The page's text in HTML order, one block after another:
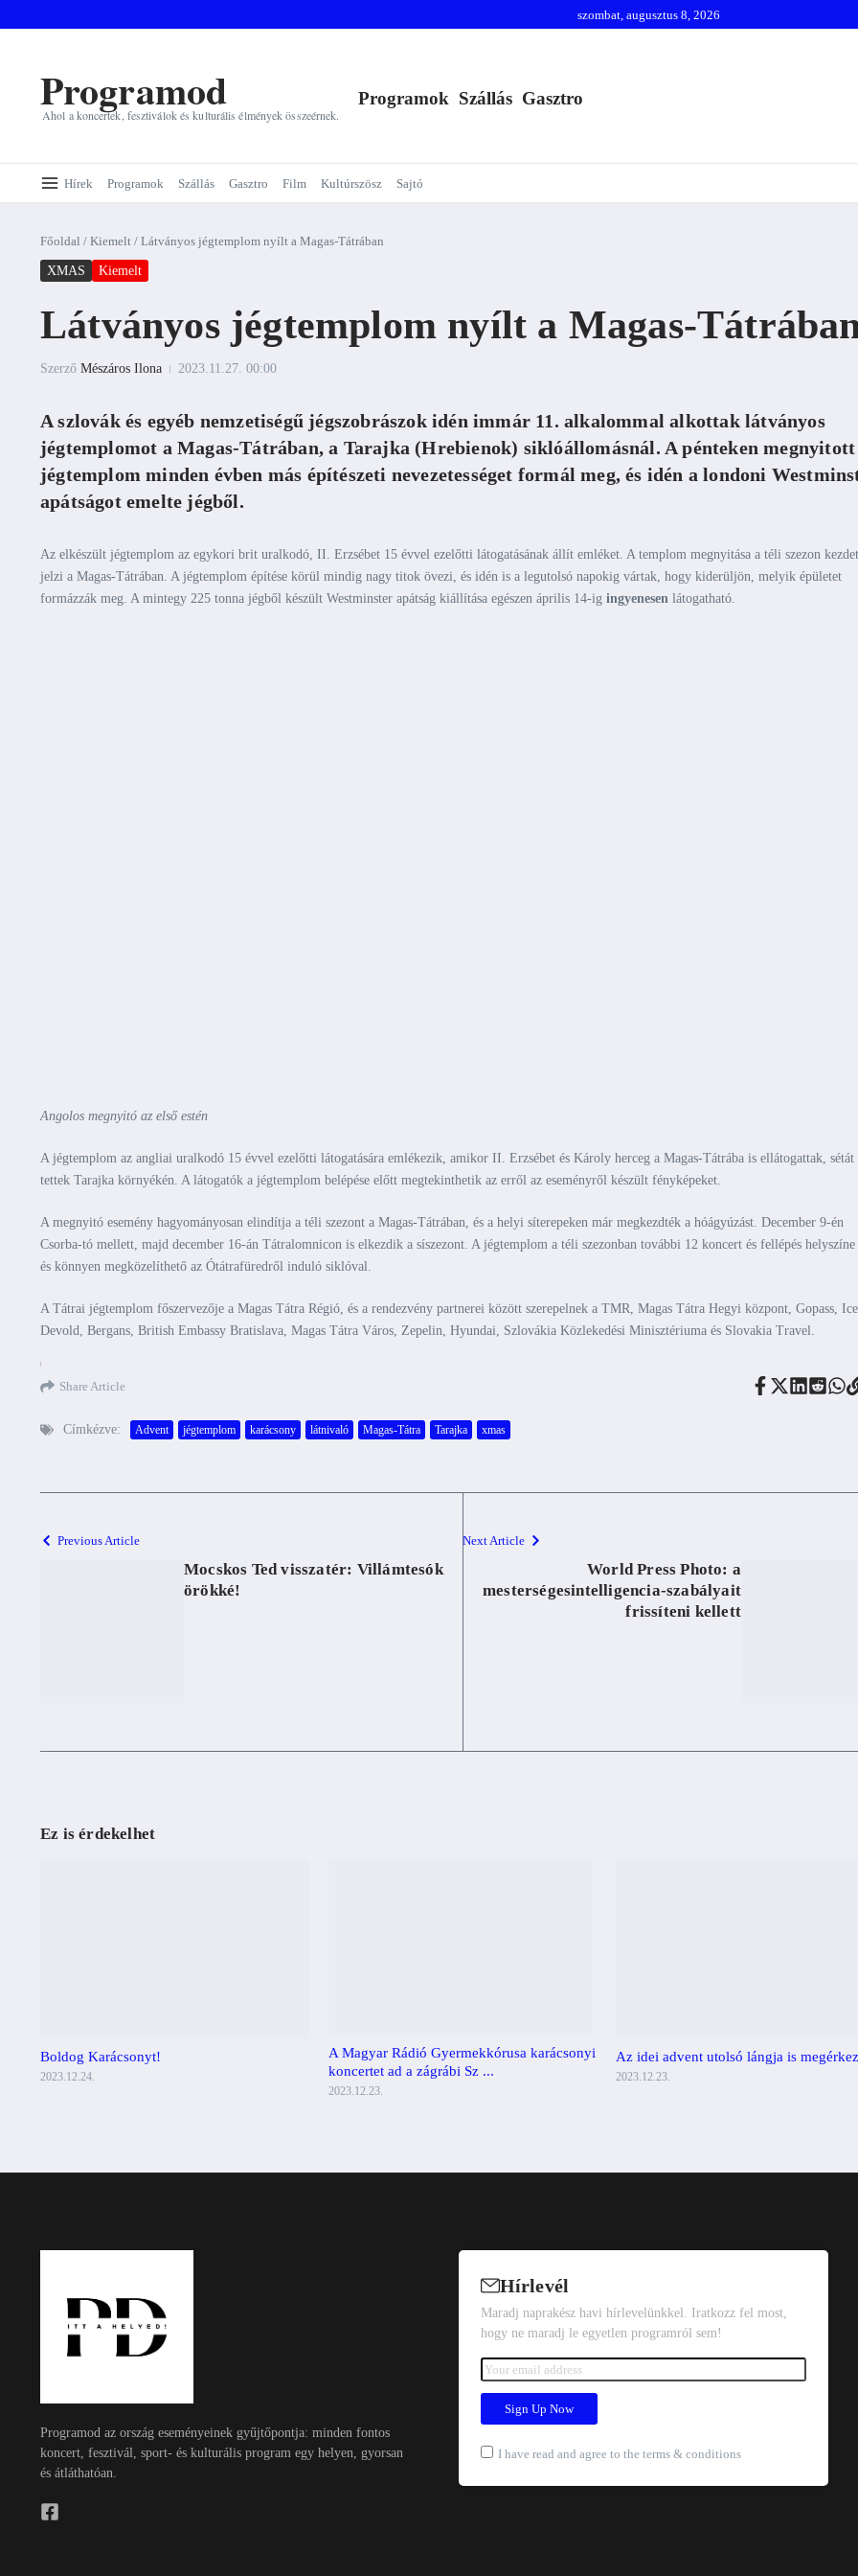
szombat, augusztus 8, 2026
Programod
Ahol a koncertek, fesztiválok és kulturális élmények összeérnek.
Programok Szállás Gasztro
Hírek Programok Szállás Gasztro Film Kultúrszösz Sajtó
Főoldal / Kiemelt / Látványos jégtemplom nyílt a Magas-Tátrában
XMAS Kiemelt
Látványos jégtemplom nyílt a Magas-
Szerző Mészáros Ilona 2023.11.27. 00:00
A szlovák és egyéb nemzetiségű jégszobrászok idén immár 11. alkalommal alkottak látványos
jégtemplomot a Magas-Tátrában, a Tarajka (Hrebienok) siklóállomásnál. A pénteken megnyitott
jégtemplom minden évben más építészeti nevezetességet formál meg, és idén a londoni
apátságot emelte jégből.
Az elkészült jégtemplom az egykori brit uralkodó, II. Erzsébet 15 évvel ezelőtti látogatásának állít emléket. A templom megnyitása a téli szezon
jelzi a Magas-Tátrában. A jégtemplom építése körül mindig nagy titok övezi, és idén is a legutolsó napokig vártak, hogy kiderüljön, melyik épületet
formázzák meg. A mintegy 225 tonna jégből készült Westminster apátság kiállítása egészen április 14-ig ingyenesen látogatható.
Angolos megnyitó az első estén
A jégtemplom az angliai uralkodó 15 évvel ezelőtti látogatására emlékezik, amikor II. Erzsébet és Károly herceg a Magas-Tátrába is ellátogattak, sétát
tettek Tarajka környékén. A látogatók a jégtemplom belépése előtt megtekinthetik az erről az eseményről készült fényképeket.
A megnyitó esemény hagyományosan elindítja a téli szezont a Magas-Tátrában, és a helyi síterepeken már megkezdték a hóágyúzást. December 9-én
Csorba-tó mellett, majd december 16-án Tátralomnicon is elkezdik a síszezont. A jégtemplom a téli szezonban további 12 koncert és fellépés helyszíne
és könnyen megközelíthető az Ótátrafüredről induló siklóval.
A Tátrai jégtemplom főszervezője a Magas Tátra Régió, és a rendezvény partnerei között szerepelnek a TMR, Magas Tátra Hegyi központ, Gopass,
Devold, Bergans, British Embassy Bratislava, Magas Tátra Város, Zepelin, Hyundai, Szlovákia Közlekedési Minisztériuma és Slovakia Travel.
Share Article
Címkézve: Advent jégtemplom karácsony látnivaló Magas-Tátra Tarajka xmas
Previous Article
Mocskos Ted visszatér: Villámtesók
örökké!
Next Article
World Press Photo: a
mesterségesintelligencia-szabályait
frissíteni kellett
Ez is érdekelhet
Boldog Karácsonyt!
2023.12.24.
A Magyar Rádió Gyermekkórusa karácsonyi
koncertet ad a zágrábi Sz ...
2023.12.23.
Az idei advent utolsó lángja is
2023.12.23.
Programod az ország eseményeinek gyűjtőpontja: minden fontos
koncert, fesztivál, sport- és kulturális program egy helyen, gyorsan
és átláthatóan.
Hírlevél
Maradj naprakész havi hírlevelünkkel. Iratkozz fel most,
hogy ne maradj le egyetlen programról sem!
I have read and agree to the terms & conditions